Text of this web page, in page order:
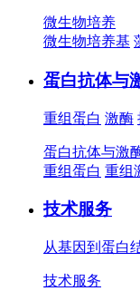
微生物培养
微生物培养基
蛋白抗体与
重组蛋白 激酶
蛋白抗体与激
重组蛋白 重组
技术服务
从基因到蛋白
技术服务